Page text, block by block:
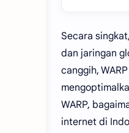
Secara
dan jaringan
canggih,
WARP,
internet di